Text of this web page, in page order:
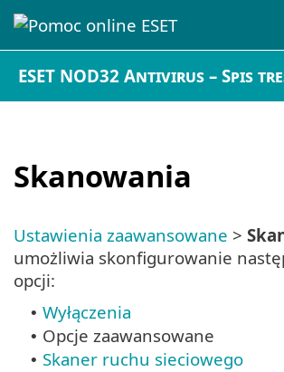
ESET NOD32 Antivirus – Spis
Skanowania
Ustawienia zaawansowane >
umożliwia skonfigurowanie
opcji:
• Wyłączenia
• Opcje zaawansowane
• Skaner ruchu sieciowego